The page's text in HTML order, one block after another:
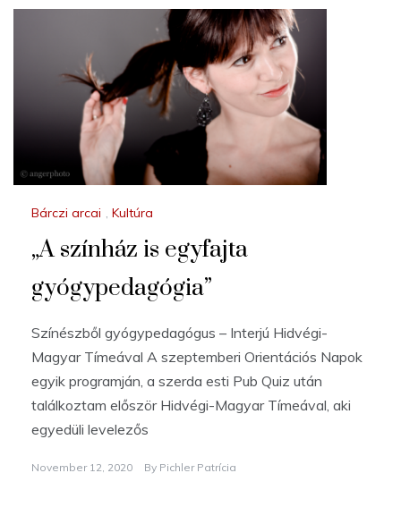
Bárczi arcai , Kultúra
„A színház is egyfajta
gyógypedagógia”
Színészből gyógypedagógus – Interjú Hidvégi-
Magyar Tímeával A szeptemberi Orientációs Napok
egyik programján, a szerda esti Pub Quiz után
találkoztam először Hidvégi-Magyar Tímeával, aki
egyedüli levelezős
November 12, 2020 By Pichler Patrícia